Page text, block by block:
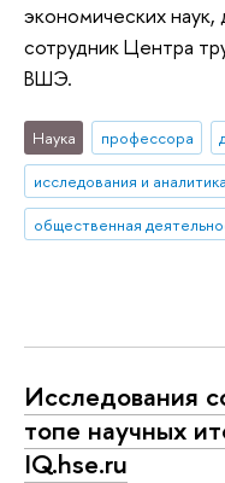
экономических
сотрудник Центра
ВШЭ.
Наука профессора
исследования и аналитика
общественная
Исследования
топе научных
IQ.hse.ru